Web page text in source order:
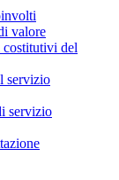
valore
costitutivi del
servizio
servizio